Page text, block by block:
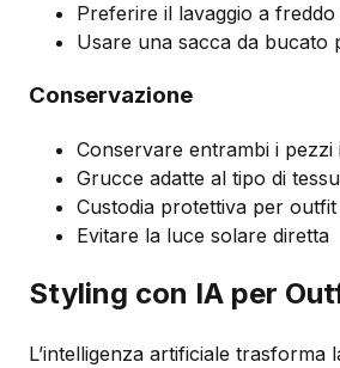
Preferire il lavaggio a
Usare una sacca da bucato
Conservazione
Conservare entrambi i pezzi
Grucce adatte al tipo di
Custodia protettiva per outfit
Evitare la luce solare diretta
Styling con IA per
L’intelligenza artificiale trasforma